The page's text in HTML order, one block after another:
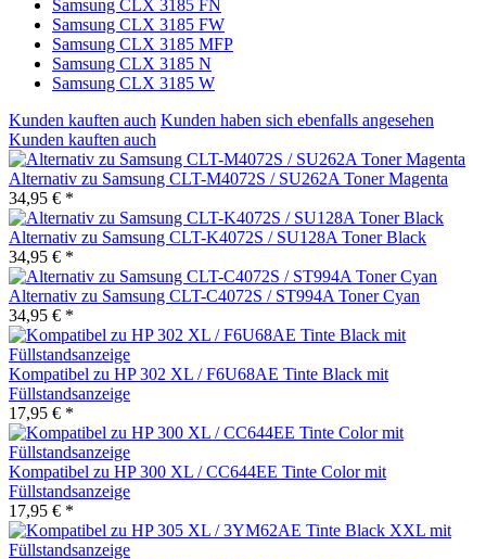
Samsung CLX 3185 FN
Samsung CLX 3185 FW
Samsung CLX 3185 MFP
Samsung CLX 3185 N
Samsung CLX 3185 W
Kunden kauften auch Kunden haben sich ebenfalls angesehen
Kunden kauften auch
Alternativ zu Samsung CLT-M4072S / SU262A Toner Magenta
34,95 € *
Alternativ zu Samsung CLT-K4072S / SU128A Toner Black
34,95 € *
Alternativ zu Samsung CLT-C4072S / ST994A Toner Cyan
34,95 € *
Kompatibel zu HP 302 XL / F6U68AE Tinte Black mit
Füllstandsanzeige
17,95 € *
Kompatibel zu HP 300 XL / CC644EE Tinte Color mit
Füllstandsanzeige
17,95 € *